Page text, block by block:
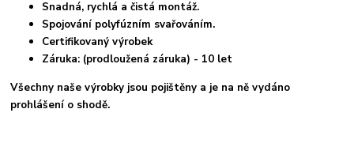
Snadná, rychlá a čistá montáž.
Spojování polyfúzním svařováním.
Certifikovaný výrobek
Záruka: (prodloužená záruka) - 10 let
Všechny naše výrobky jsou pojištěny a je na ně vydáno
prohlášení o shodě.